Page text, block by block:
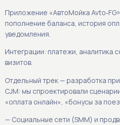
Приложение «АвтоМойка
пополнение баланса, история
уведомления.
Интеграции: платежи, аналитика
визитов.
Отдельный трек — разработка
CJM: мы спроектировали
«оплата онлайн», «бонусы за
— Социальные сети (SMM) и